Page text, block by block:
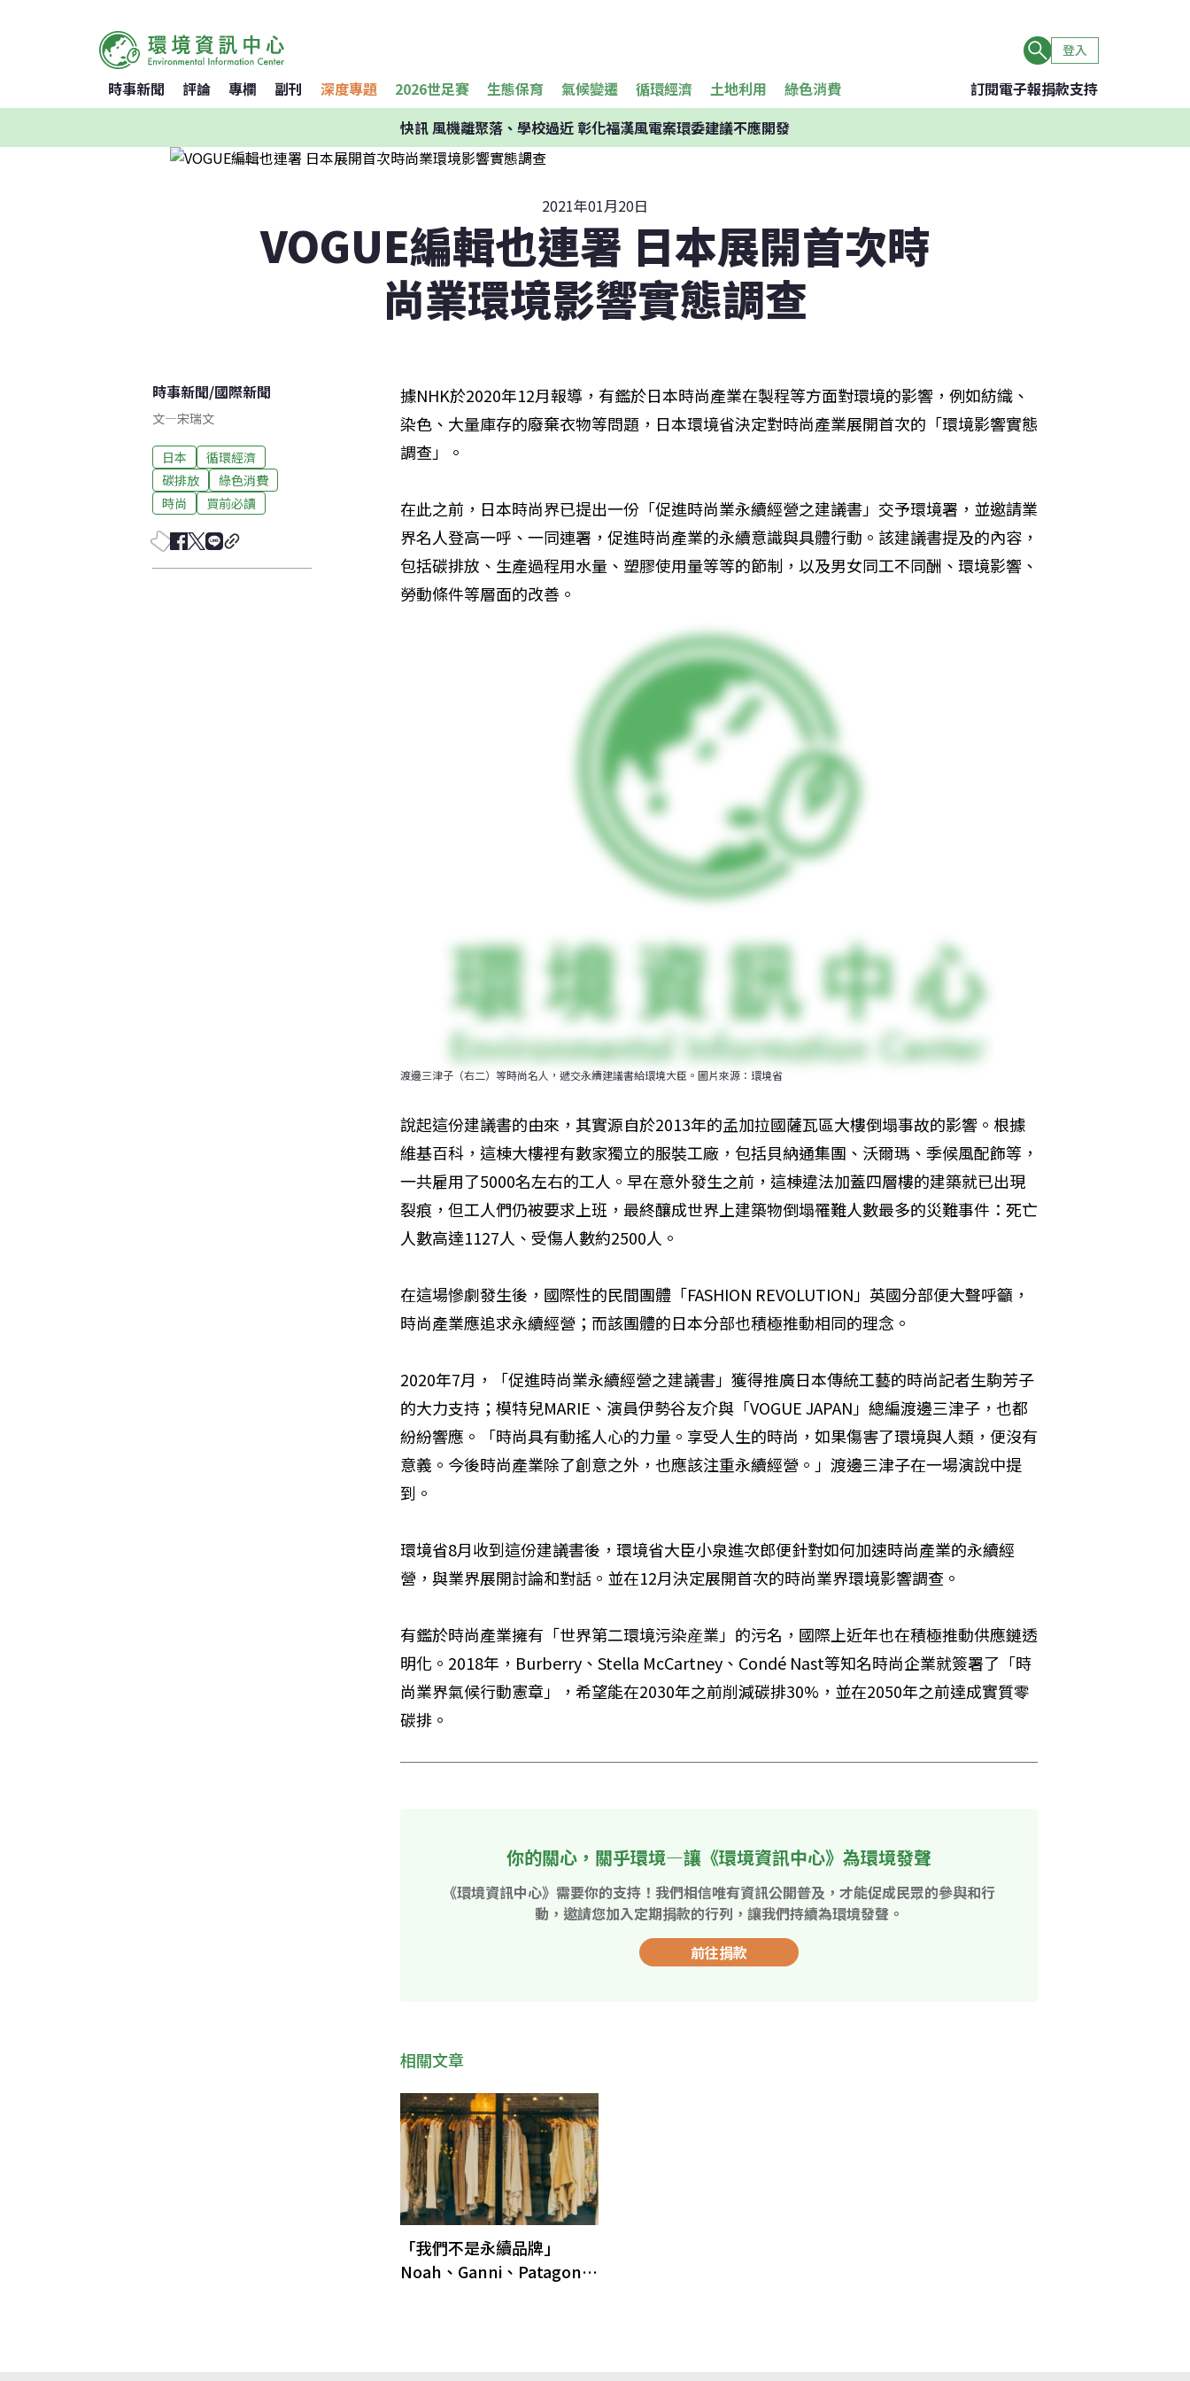
登入
時事新聞 評論 專欄 副刊 深度專題 2026世足賽 生態保育 氣候變遷 循環經濟 土地利用 綠色消費 訂閱電子報捐款支持
快訊風機離聚落、學校過近 彰化福漢風電案環委建議不應開發
2021年01月20日
VOGUE編輯也連署 日本展開首次時
尚業環境影響實態調查
時事新聞/國際新聞
文—宋瑞文
日本
循環經濟
碳排放
綠色消費
時尚
買前必讀
據NHK於2020年12月報導，有鑑於日本時尚產業在製程等方面對環境的影響，例如紡織、
染色、大量庫存的廢棄衣物等問題，日本環境省決定對時尚產業展開首次的「環境影響實態
調查」。
在此之前，日本時尚界已提出一份「促進時尚業永續經營之建議書」交予環境署，並邀請業
界名人登高一呼、一同連署，促進時尚產業的永續意識與具體行動。該建議書提及的內容，
包括碳排放、生產過程用水量、塑膠使用量等等的節制，以及男女同工不同酬、環境影響、
勞動條件等層面的改善。
渡邊三津子（右二）等時尚名人，遞交永續建議書給環境大臣。圖片來源：環境省
說起這份建議書的由來，其實源自於2013年的孟加拉國薩瓦區大樓倒塌事故的影響。根據
維基百科，這棟大樓裡有數家獨立的服裝工廠，包括貝納通集團、沃爾瑪、季候風配飾等，
一共雇用了5000名左右的工人。早在意外發生之前，這棟違法加蓋四層樓的建築就已出現
裂痕，但工人們仍被要求上班，最終釀成世界上建築物倒塌罹難人數最多的災難事件：死亡
人數高達1127人、受傷人數約2500人。
在這場慘劇發生後，國際性的民間團體「FASHION REVOLUTION」英國分部便大聲呼籲，
時尚產業應追求永續經營；而該團體的日本分部也積極推動相同的理念。
2020年7月，「促進時尚業永續經營之建議書」獲得推廣日本傳統工藝的時尚記者生駒芳子
的大力支持；模特兒MARIE、演員伊勢谷友介與「VOGUE JAPAN」總編渡邊三津子，也都
紛紛響應。「時尚具有動搖人心的力量。享受人生的時尚，如果傷害了環境與人類，便沒有
意義。今後時尚產業除了創意之外，也應該注重永續經營。」渡邊三津子在一場演說中提
到。
環境省8月收到這份建議書後，環境省大臣小泉進次郎便針對如何加速時尚產業的永續經
營，與業界展開討論和對話。並在12月決定展開首次的時尚業界環境影響調查。
有鑑於時尚產業擁有「世界第二環境污染産業」的污名，國際上近年也在積極推動供應鏈透
明化。2018年，Burberry、Stella McCartney、Condé Nast等知名時尚企業就簽署了「時
尚業界氣候行動憲章」，希望能在2030年之前削減碳排30%，並在2050年之前達成實質零
碳排。
你的關心，關乎環境—讓《環境資訊中心》為環境發聲
《環境資訊中心》需要你的支持！我們相信唯有資訊公開普及，才能促成民眾的參與和行
動，邀請您加入定期捐款的行列，讓我們持續為環境發聲。
前往捐款
相關文章
「我們不是永續品牌」
Noah、Ganni、Patagonia